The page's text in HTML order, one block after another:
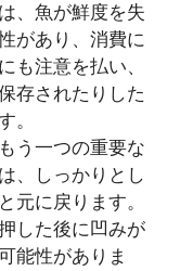
、魚が鮮度を失
があり、消費に
も注意を払い、
存されたりした
。
う一つの重要な
、しっかりとし
元に戻ります。
した後に凹みが
能性がありま